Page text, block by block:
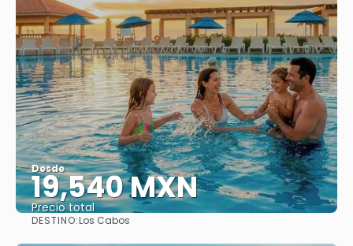
Desde
19,540 MXN
Precio total
DESTINO:Los Cabos